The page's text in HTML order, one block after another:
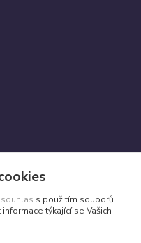
souhlas s použitím souborů
týkající se Vašich